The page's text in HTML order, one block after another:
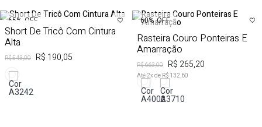
65% OFF
Short De Tricô Com Cintura
Alta
R$ 543,00 R$ 190,05
60% OFF
Rasteira Couro Ponteiras E
Amarração
R$ 663,00 R$ 265,20
Até 2x de R$ 132,60